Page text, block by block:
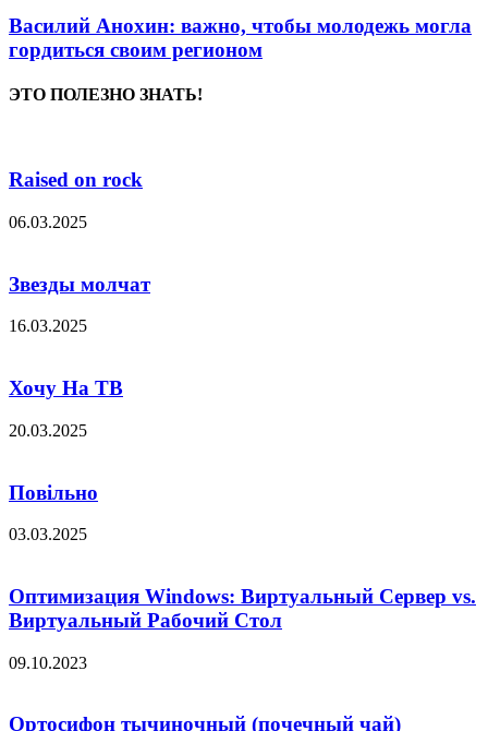
Василий Анохин: важно, чтобы молодежь могла
гордиться своим регионом
ЭТО ПОЛЕЗНО ЗНАТЬ!
Raised on rock
06.03.2025
Звезды молчат
16.03.2025
Хочу На ТВ
20.03.2025
Повільно
03.03.2025
Оптимизация Windows: Виртуальный Сервер vs.
Виртуальный Рабочий Стол
09.10.2023
Ортосифон тычиночный (почечный чай)